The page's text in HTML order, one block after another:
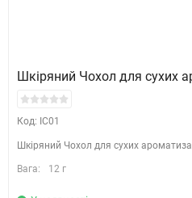
Шкіряний Чохол для сухих
Код: IC01
Шкіряний Чохол для сухих
Вага: 12 г